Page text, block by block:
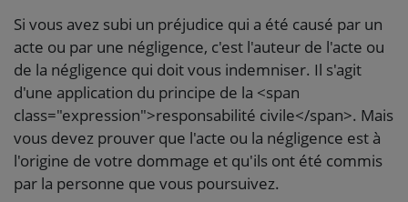
Si vous avez subi un préjudice qui a été causé par un
acte ou par une négligence, c'est l'auteur de l'acte ou
de la négligence qui doit vous indemniser. Il s'agit
d'une application du principe de la <span
class="expression">responsabilité civile</span>. Mais
vous devez prouver que l'acte ou la négligence est à
l'origine de votre dommage et qu'ils ont été commis
par la personne que vous poursuivez.